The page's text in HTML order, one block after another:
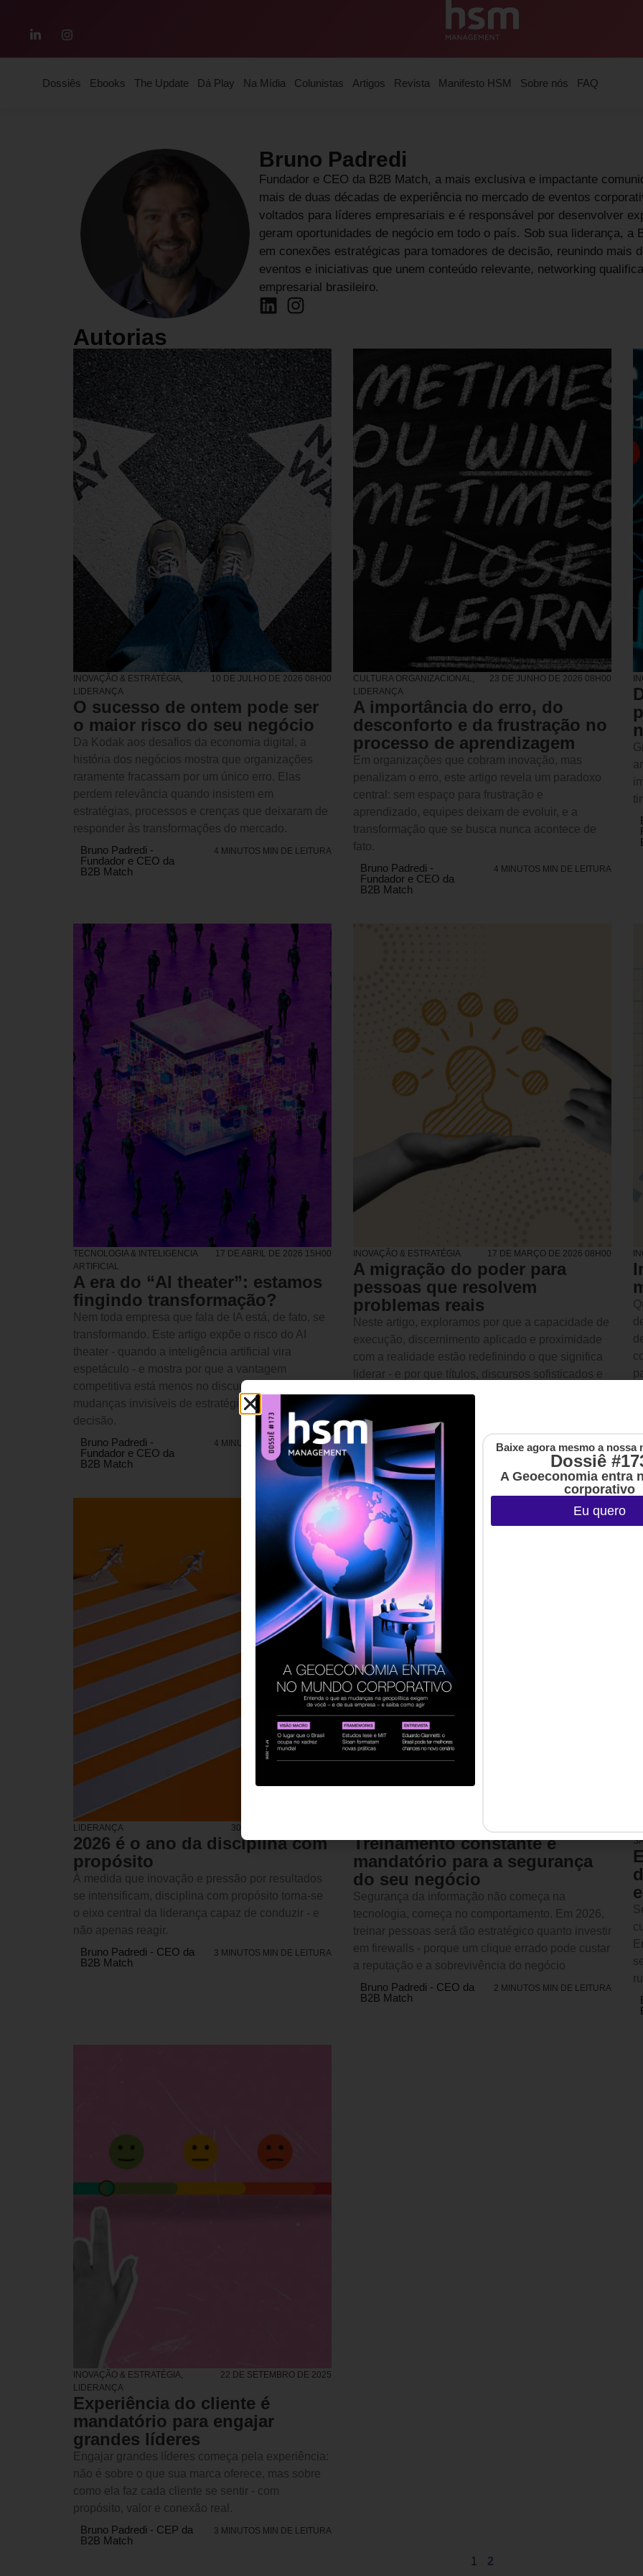
Dossiês Ebooks The Update Dá Play Na Mídia Colunistas Artigos Revista Manifesto HSM Sobre nós FAQ
Bruno Padredi
Fundador e CEO da B2B Match, a mais exclusiva e impactante
mais de duas décadas de experiência no mercado de eventos
voltados para líderes empresariais e é responsável por desenvolver
geram oportunidades de negócio em todo o país. Sob sua liderança, a
em conexões estratégicas para tomadores de decisão, reunindo mais
eventos e iniciativas que unem conteúdo relevante, networking
empresarial brasileiro.
Autorias
INOVAÇÃO & ESTRATÉGIA,
LIDERANÇA
10 DE JULHO DE 2026 08H00
O sucesso de ontem pode ser
o maior risco do seu negócio
Da Kodak aos desafios da economia digital, a
história dos negócios mostra que organizações
raramente fracassam por um único erro. Elas
perdem relevância quando insistem em
estratégias, processos e crenças que deixaram de
responder às transformações do mercado.
Bruno Padredi -
Fundador e CEO da
B2B Match
4 MINUTOS MIN DE LEITURA
CULTURA ORGANIZACIONAL,
LIDERANÇA
23 DE JUNHO DE 2026 08H00
A importância do erro, do
desconforto e da frustração no
processo de aprendizagem
Em organizações que cobram inovação, mas
penalizam o erro, este artigo revela um paradoxo
central: sem espaço para frustração e
aprendizado, equipes deixam de evoluir, e a
transformação que se busca nunca acontece de
fato.
Bruno Padredi -
Fundador e CEO da
B2B Match
4 MINUTOS MIN DE LEITURA
TECNOLOGIA & INTELIGENCIA
ARTIFICIAL
17 DE ABRIL DE 2026 15H00
A era do “AI theater”: estamos
fingindo transformação?
Nem toda empresa que fala de IA está, de fato, se
transformando. Este artigo expõe o risco do AI
theater - quando a inteligência artificial vira
espetáculo - e mostra por que a vantagem
competitiva está menos no discurso e mais nas
mudanças invisíveis de estratégia, governança e
decisão.
Bruno Padredi -
Fundador e CEO da
B2B Match
4 MINUTOS MIN DE LEITURA
INOVAÇÃO & ESTRATÉGIA 17 DE MARÇO DE 2026 08H00
A migração do poder para
pessoas que resolvem
problemas reais
Neste artigo, exploramos por que a capacidade de
execução, discernimento aplicado e proximidade
com a realidade estão redefinindo o que significa
liderar - e por que títulos, discursos sofisticados e
Bruno Padredi - CEO da
B2B Match
3 MINUTOS MIN DE LEITURA
LIDERANÇA 30 DE JANEIRO DE 2026
2026 é o ano da disciplina com
propósito
À medida que inovação e pressão por resultados
se intensificam, disciplina com propósito torna-se
o eixo central da liderança capaz de conduzir - e
não apenas reagir.
Bruno Padredi - CEO da
B2B Match
3 MINUTOS MIN DE LEITURA
Treinamento constante é
mandatório para a segurança
do seu negócio
Segurança da informação não começa na
tecnologia, começa no comportamento. Em 2026,
treinar pessoas será tão estratégico quanto investir
em firewalls - porque um clique errado pode custar
a reputação e a sobrevivência do negócio
Bruno Padredi - CEO da
B2B Match
2 MINUTOS MIN DE LEITURA
INOVAÇÃO & ESTRATÉGIA,
LIDERANÇA
22 DE SETEMBRO DE 2025
Experiência do cliente é
mandatório para engajar
grandes líderes
Engajar grandes líderes começa pela experiência:
não é sobre o que sua marca oferece, mas sobre
como ela faz cada cliente se sentir - com
propósito, valor e conexão real.
Bruno Padredi - CEP da
B2B Match
3 MINUTOS MIN DE LEITURA
1 2
Baixe agora mesmo a nossa
Dossiê
A Geoeconomia entra
corporativo
Eu quero